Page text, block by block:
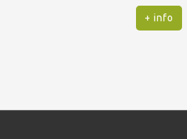
+ info